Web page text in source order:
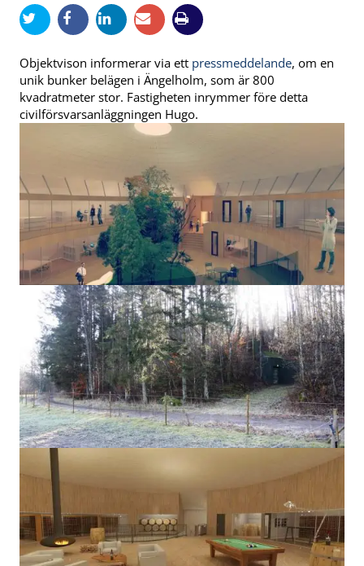
Objektvison informerar via ett pressmeddelande, om en
unik bunker belägen i Ängelholm, som är 800
kvadratmeter stor. Fastigheten inrymmer före detta
civilförsvarsanläggningen Hugo.